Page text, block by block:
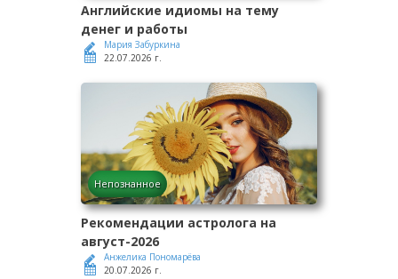
Английские идиомы на тему
денег и работы
Мария Забуркина
22.07.2026 г.
Непознанное
Рекомендации астролога на
август-2026
Анжелика Пономарёва
20.07.2026 г.